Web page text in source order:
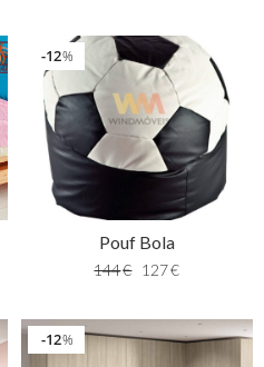
%
12
Pouf Bola
144€ 127€
%
12